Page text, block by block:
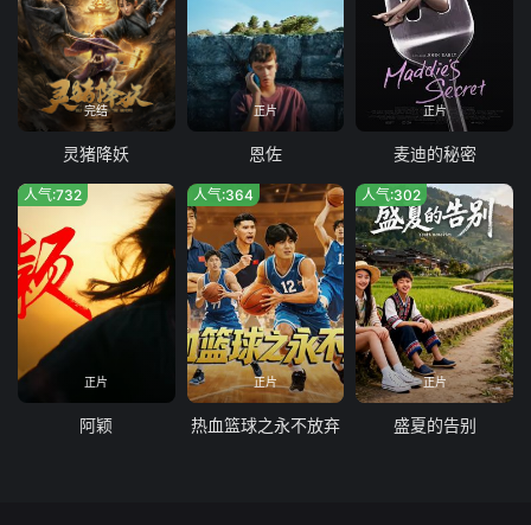
完结
灵猪降妖
正片
恩佐
正片
麦迪的秘密
正片
人气:732
阿颖
正片
人气:364
热血篮球之永不放弃
正片
人气:302
盛夏的告别